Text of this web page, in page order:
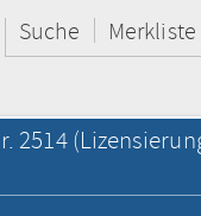
Suche Merkliste
2514